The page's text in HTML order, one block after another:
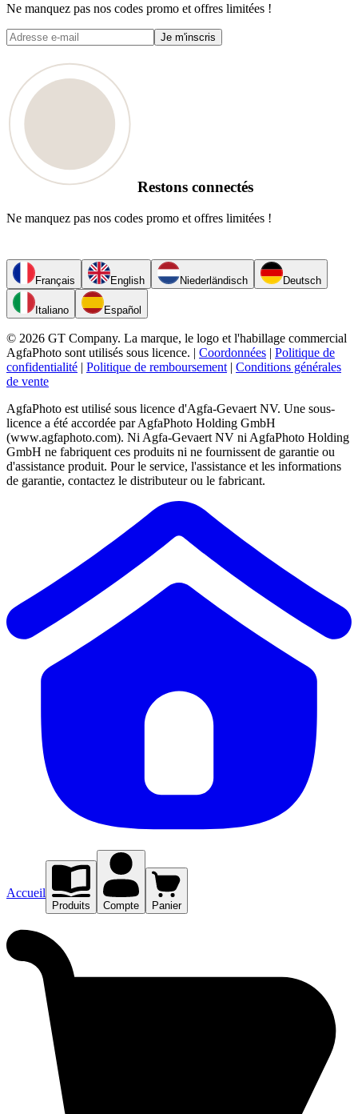
Ne manquez pas nos codes promo et offres limitées !
Je m'inscris
Restons connectés
Ne manquez pas nos codes promo et offres limitées !
Français English Niederländisch Deutsch
Italiano Español
© 2026 GT Company. La marque, le logo et l'habillage commercial
AgfaPhoto sont utilisés sous licence. | Coordonnées | Politique de
confidentialité | Politique de remboursement | Conditions générales
de vente
AgfaPhoto est utilisé sous licence d'Agfa-Gevaert NV. Une sous-
licence a été accordée par AgfaPhoto Holding GmbH
(www.agfaphoto.com). Ni Agfa-Gevaert NV ni AgfaPhoto Holding
GmbH ne fabriquent ces produits ni ne fournissent de garantie ou
d'assistance produit. Pour le service, l'assistance et les informations
de garantie, contactez le distributeur ou le fabricant.
Accueil
Produits Compte Panier